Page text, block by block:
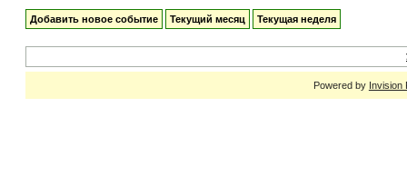
Добавить новое событие Текущий месяц Текущая неделя
Powered by Invision